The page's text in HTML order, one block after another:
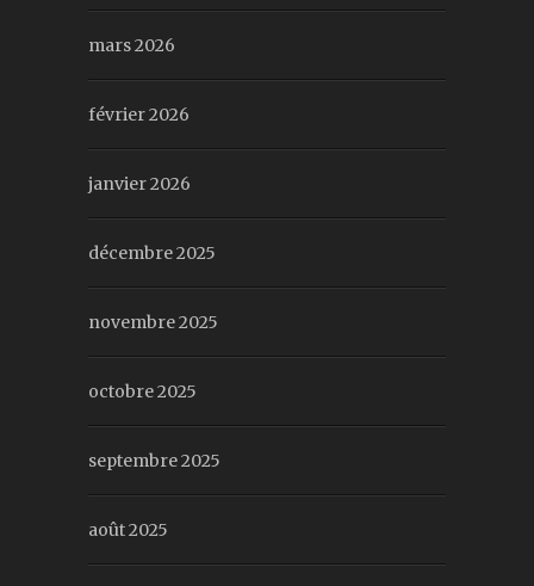
mars 2026
février 2026
janvier 2026
décembre 2025
novembre 2025
octobre 2025
septembre 2025
août 2025